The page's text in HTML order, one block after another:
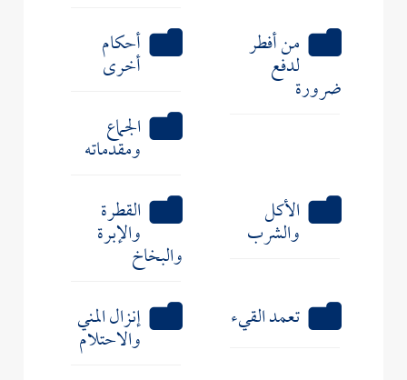
من أفطر
لدفع
ضرورة
أحكام
أخرى
الجماع
ومقدماته
الأكل
والشرب
القطرة
والإبرة
والبخاخ
تعمد القيء
إنزال المني
والاحتلام